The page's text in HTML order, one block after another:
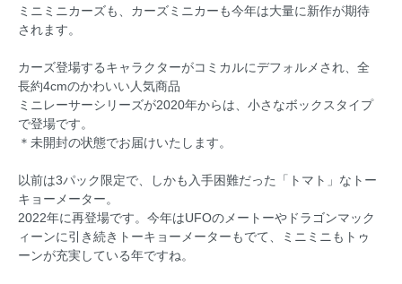
ミニミニカーズも、カーズミニカーも今年は大量に新作が期待
されます。
カーズ登場するキャラクターがコミカルにデフォルメされ、全
長約4cmのかわいい人気商品
ミニレーサーシリーズが2020年からは、小さなボックスタイプ
で登場です。
＊未開封の状態でお届けいたします。
以前は3パック限定で、しかも入手困難だった「トマト」なトー
キョーメーター。
2022年に再登場です。今年はUFOのメートーやドラゴンマック
ィーンに引き続きトーキョーメーターもでて、ミニミニもトゥ
ーンが充実している年ですね。